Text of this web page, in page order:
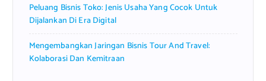
Peluang Bisnis Toko: Jenis Usaha Yang Cocok Untuk
Dijalankan Di Era Digital
Mengembangkan Jaringan Bisnis Tour And Travel:
Kolaborasi Dan Kemitraan